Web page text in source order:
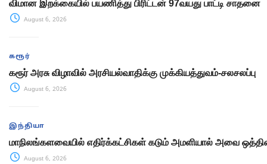
விமான இறக்கையில் பயணித்து பிரிட்டன் 97வயது பாட்டி சாதனை
August 6, 2026
கரூர்
கரூர் அரசு விழாவில் அரசியல்வாதிக்கு முக்கியத்துவம்-சலசலப்பு
August 6, 2026
இந்தியா
மாநிலங்களவையில் எதிர்க்கட்சிகள் கடும் அமளியால் அவை
August 6, 2026